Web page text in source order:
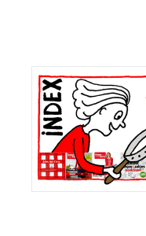
Primaire
Sidebar